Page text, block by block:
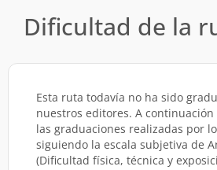
Dificultad de la
Esta ruta todavía no ha sido
nuestros editores. A
las graduaciones realizadas por
siguiendo la escala subjetiva de
(Dificultad física, técnica y